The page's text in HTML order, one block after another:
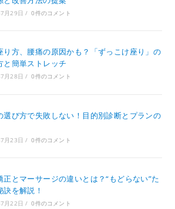
月29日 / 0件のコメント
り方、腰痛の原因かも？「ずっこけ座り」の
と簡単ストレッチ
月28日 / 0件のコメント
選び方で失敗しない！目的別診断とプランの
月23日 / 0件のコメント
正とマーサージの違いとは？“もどらない”た
訣を解説！
月22日 / 0件のコメント